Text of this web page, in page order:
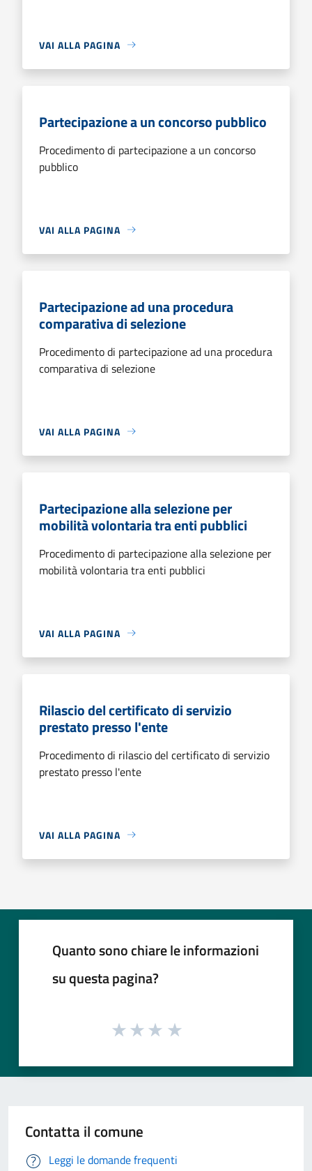
VAI ALLA PAGINA
Partecipazione a un concorso pubblico
Procedimento di partecipazione a un concorso
pubblico
VAI ALLA PAGINA
Partecipazione ad una procedura
comparativa di selezione
Procedimento di partecipazione ad una procedura
comparativa di selezione
VAI ALLA PAGINA
Partecipazione alla selezione per
mobilità volontaria tra enti pubblici
Procedimento di partecipazione alla selezione per
mobilità volontaria tra enti pubblici
VAI ALLA PAGINA
Rilascio del certificato di servizio
prestato presso l'ente
Procedimento di rilascio del certificato di servizio
prestato presso l'ente
VAI ALLA PAGINA
Quanto sono chiare le informazioni
su questa pagina?
Contatta il comune
Leggi le domande frequenti